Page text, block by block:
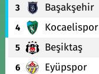
3 Başakşehir
4 Kocaelispor
5 Beşiktaş
6 Eyüpspor